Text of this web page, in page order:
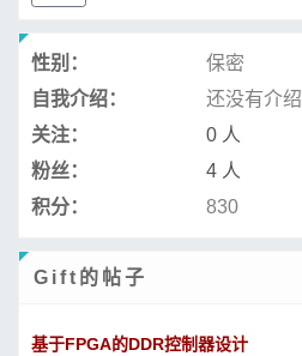
性别：
保密
自我介绍：
还没有介绍
关注：
0 人
粉丝：
4 人
积分：
830
Gift的帖子
基于FPGA的DDR控制器设计